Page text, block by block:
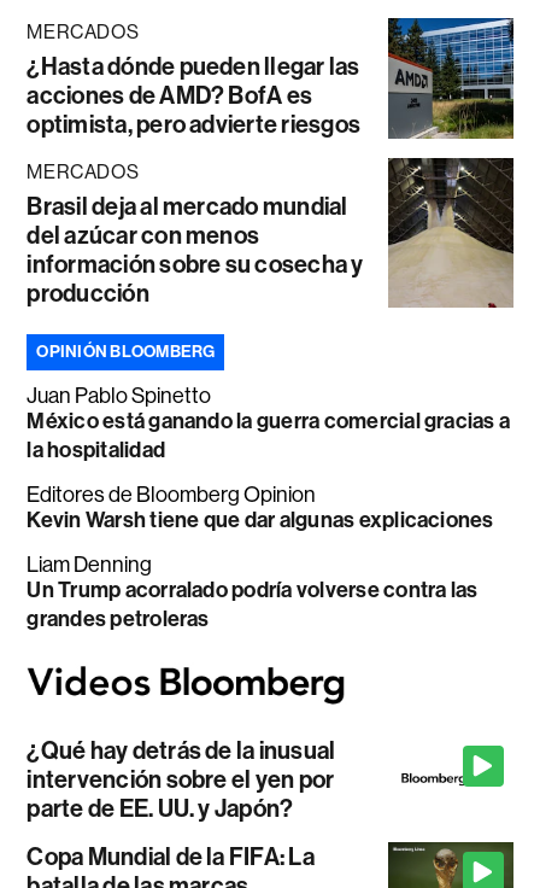
MERCADOS
¿Hasta dónde pueden llegar las
acciones de AMD? BofA es
optimista, pero advierte riesgos
MERCADOS
Brasil deja al mercado mundial
del azúcar con menos
información sobre su cosecha y
producción
OPINIÓN BLOOMBERG
Juan Pablo Spinetto
México está ganando la guerra comercial gracias a
la hospitalidad
Editores de Bloomberg Opinion
Kevin Warsh tiene que dar algunas explicaciones
Liam Denning
Un Trump acorralado podría volverse contra las
grandes petroleras
¿Qué hay detrás de la inusual
intervención sobre el yen por
parte de EE. UU. y Japón?
Copa Mundial de la FIFA: La